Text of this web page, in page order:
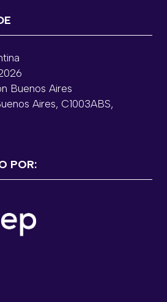
Buenos Aires
Aires, C1003ABS,
POR: